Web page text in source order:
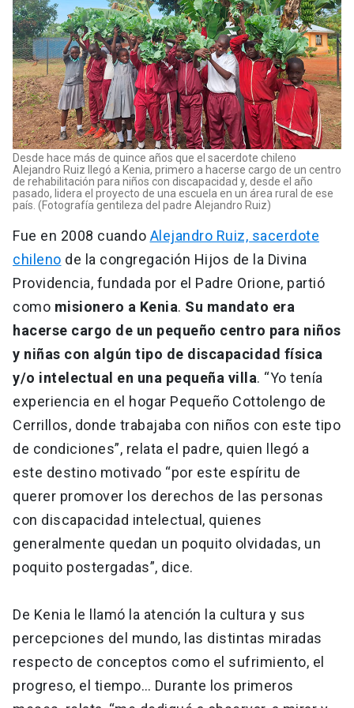
Desde hace más de quince años que el sacerdote chileno
Alejandro Ruiz llegó a Kenia, primero a hacerse cargo de un centro
de rehabilitación para niños con discapacidad y, desde el año
pasado, lidera el proyecto de una escuela en un área rural de ese
país. (Fotografía gentileza del padre Alejandro Ruiz)
Fue en 2008 cuando Alejandro Ruiz, sacerdote
chileno de la congregación Hijos de la Divina
Providencia, fundada por el Padre Orione, partió
como misionero a Kenia. Su mandato era
hacerse cargo de un pequeño centro para niños
y niñas con algún tipo de discapacidad física
y/o intelectual en una pequeña villa. “Yo tenía
experiencia en el hogar Pequeño Cottolengo de
Cerrillos, donde trabajaba con niños con este tipo
de condiciones”, relata el padre, quien llegó a
este destino motivado “por este espíritu de
querer promover los derechos de las personas
con discapacidad intelectual, quienes
generalmente quedan un poquito olvidadas, un
poquito postergadas”, dice.
De Kenia le llamó la atención la cultura y sus
percepciones del mundo, las distintas miradas
respecto de conceptos como el sufrimiento, el
progreso, el tiempo… Durante los primeros